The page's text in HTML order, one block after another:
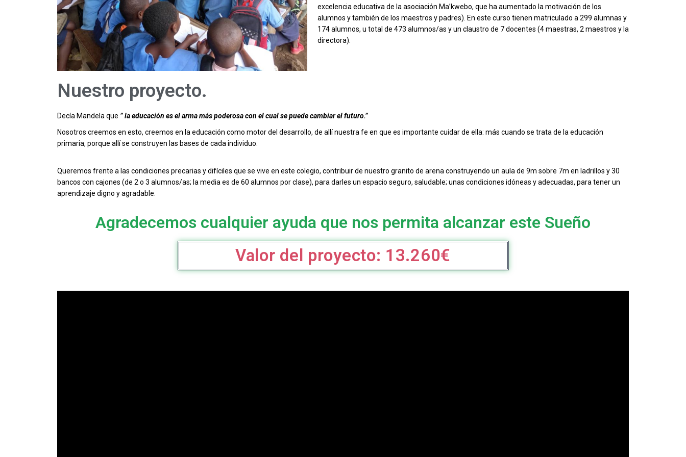
excelencia educativa de la asociación Ma’kwebo, que ha aumentado la motivación de los
alumnos y también de los maestros y padres). En este curso tienen matriculado a 299 alumnas y
174 alumnos, u total de 473 alumnos/as y un claustro de 7 docentes (4 maestras, 2 maestros y la
directora).
Nuestro proyecto.
Decía Mandela que ” la educación es el arma más poderosa con el cual se puede cambiar el futuro.”
Nosotros creemos en esto, creemos en la educación como motor del desarrollo, de allí nuestra fe en que es importante cuidar de ella: más cuando se trata de la educación
primaria, porque allí se construyen las bases de cada individuo.
Queremos frente a las condiciones precarias y difíciles que se vive en este colegio, contribuir de nuestro granito de arena construyendo un aula de 9m sobre 7m en ladrillos y 30
bancos con cajones (de 2 o 3 alumnos/as; la media es de 60 alumnos por clase), para darles un espacio seguro, saludable; unas condiciones idóneas y adecuadas, para tener un
aprendizaje digno y agradable.
Agradecemos cualquier ayuda que nos permita alcanzar este Sueño
Valor del proyecto: 13.260€